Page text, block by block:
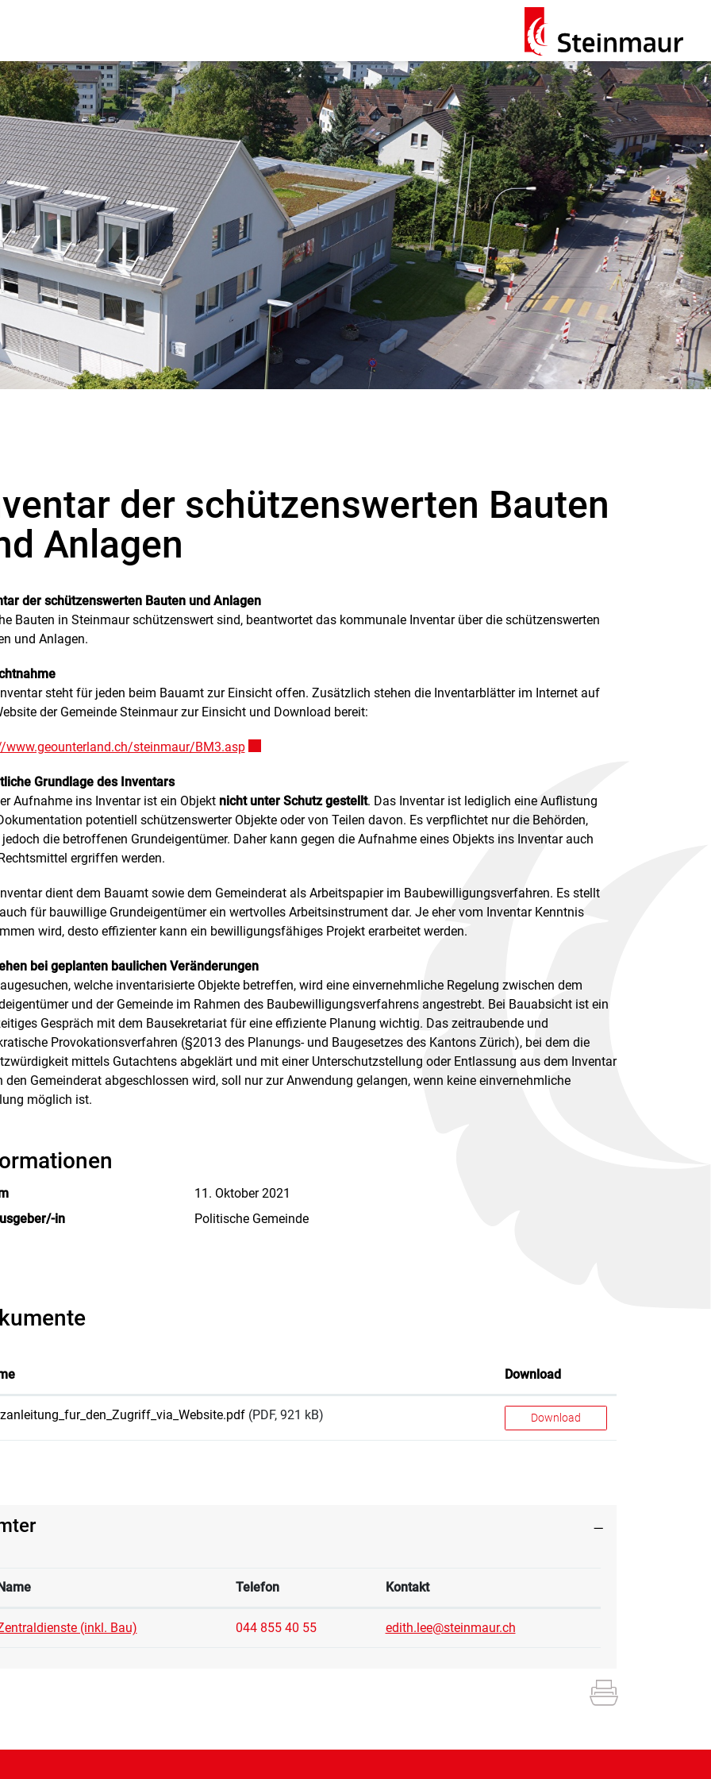
der schützenswerten Bauten
Anlagen
der schützenswerten Bauten und Anlagen
Bauten in Steinmaur schützenswert sind, beantwortet das kommunale Inventar über die schützenswerten
und Anlagen.
steht für jeden beim Bauamt zur Einsicht offen. Zusätzlich stehen die Inventarblätter im Internet auf
der Gemeinde Steinmaur zur Einsicht und Download bereit:
www.geounterland.ch/steinmaur/BM3.aspExterner Link wird in einem neuen Fenster geöffnet.
Grundlage des Inventars
Aufnahme ins Inventar ist ein Objekt nicht unter Schutz gestellt. Das Inventar ist lediglich eine Auflistung
potentiell schützenswerter Objekte oder von Teilen davon. Es verpflichtet nur die Behörden,
die betroffenen Grundeigentümer. Daher kann gegen die Aufnahme eines Objekts ins Inventar auch
ergriffen werden.
dient dem Bauamt sowie dem Gemeinderat als Arbeitspapier im Baubewilligungsverfahren. Es stellt
für bauwillige Grundeigentümer ein wertvolles Arbeitsinstrument dar. Je eher vom Inventar Kenntnis
wird, desto effizienter kann ein bewilligungsfähiges Projekt erarbeitet werden.
bei geplanten baulichen Veränderungen
welche inventarisierte Objekte betreffen, wird eine einvernehmliche Regelung zwischen dem
und der Gemeinde im Rahmen des Baubewilligungsverfahrens angestrebt. Bei Bauabsicht ist ein
Gespräch mit dem Bausekretariat für eine effiziente Planung wichtig. Das zeitraubende und
Provokationsverfahren (§2013 des Planungs- und Baugesetzes des Kantons Zürich), bei dem die
mittels Gutachtens abgeklärt und mit einer Unterschutzstellung oder Entlassung aus dem Inventar
den Gemeinderat abgeschlossen wird, soll nur zur Anwendung gelangen, wenn keine einvernehmliche
möglich ist.
11. Oktober 2021
in
Politische Gemeinde
Download
(PDF, 921 kB) Download
Objekte
Telefon Kontakt
(inkl. Bau) 044 855 40 55 edith.lee@steinmaur.ch